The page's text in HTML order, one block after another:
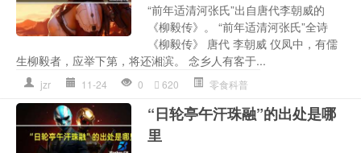
“前年适清河张氏”出自唐代李朝威的
《柳毅传》。 “前年适清河张氏”全诗
《柳毅传》 唐代 李朝威 仪凤中，有儒
生柳毅者，应举下第，将还湘滨。 念乡人有客于...
jzr 11-24 0 620 零食科普
“日轮亭午汗珠融”的出处是哪
里